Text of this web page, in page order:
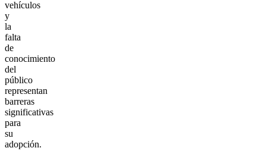
vehículos
y
la
falta
de
conocimiento
del
público
representan
barreras
significativas
para
su
adopción.